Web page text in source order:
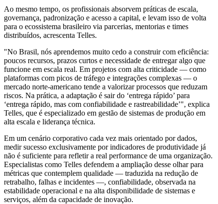
Ao mesmo tempo, os profissionais absorvem práticas de escala,
governança, padronização e acesso a capital, e levam isso de volta
para o ecossistema brasileiro via parcerias, mentorias e times
distribuídos, acrescenta Telles.
"No Brasil, nós aprendemos muito cedo a construir com eficiência:
poucos recursos, prazos curtos e necessidade de entregar algo que
funcione em escala real. Em projetos com alta criticidade — como
plataformas com picos de tráfego e integrações complexas — o
mercado norte-americano tende a valorizar processos que reduzam
riscos. Na prática, a adaptação é sair do ‘entrega rápido’ para
‘entrega rápido, mas com confiabilidade e rastreabilidade’", explica
Telles, que é especializado em gestão de sistemas de produção em
alta escala e liderança técnica.
Em um cenário corporativo cada vez mais orientado por dados,
medir sucesso exclusivamente por indicadores de produtividade já
não é suficiente para refletir a real performance de uma organização.
Especialistas como Telles defendem a ampliação desse olhar para
métricas que contemplem qualidade — traduzida na redução de
retrabalho, falhas e incidentes —, confiabilidade, observada na
estabilidade operacional e na alta disponibilidade de sistemas e
serviços, além da capacidade de inovação.